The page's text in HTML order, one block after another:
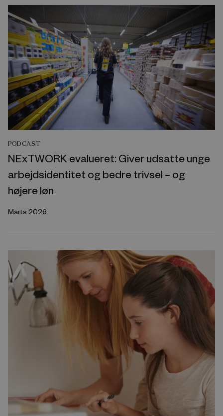
PODCAST
NExTWORK evalueret: Giver udsatte unge
arbejdsidentitet og bedre trivsel – og
højere løn
Marts 2026